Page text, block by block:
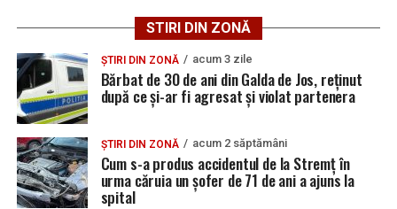
preferată pe Google
Urmărește Ziarul Unirea pe Social Media
YouTube Instagram WhatsApp TikTok
STIRI DIN ZONĂ
ȘTIRI DIN ZONĂ acum 3 zile
Bărbat de 30 de ani din Galda de Jos, reținut
după ce și-ar fi agresat și violat partenera
ȘTIRI DIN ZONĂ acum 2 săptămâni
Cum s-a produs accidentul de la Stremț în
urma căruia un șofer de 71 de ani a ajuns la
spital